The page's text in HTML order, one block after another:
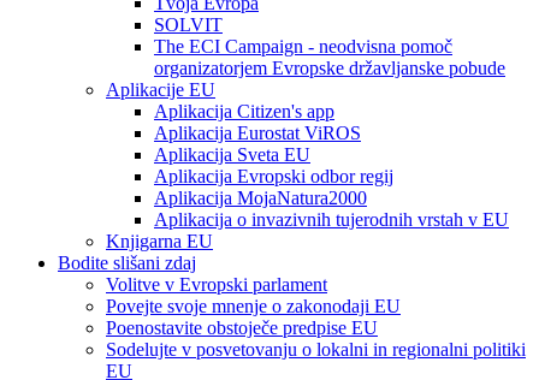
SOLVIT
The ECI Campaign - neodvisna pomoč
organizatorjem Evropske državljanske pobude
Aplikacije EU
Aplikacija Citizen's app
Aplikacija Eurostat ViROS
Aplikacija Sveta EU
Aplikacija Evropski odbor regij
Aplikacija MojaNatura2000
Aplikacija o invazivnih tujerodnih vrstah v EU
Knjigarna EU
Bodite slišani zdaj
Volitve v Evropski parlament
Povejte svoje mnenje o zakonodaji EU
Poenostavite obstoječe predpise EU
Sodelujte v posvetovanju o lokalni in regionalni politiki
EU